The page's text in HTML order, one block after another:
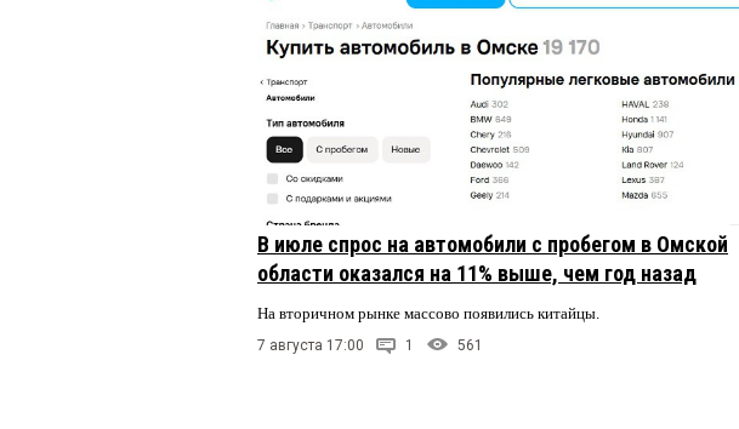
В июле спрос на автомобили с пробегом в Омской
области оказался на 11% выше, чем год назад
На вторичном рынке массово появились китайцы.
7 августа 17:00 1 561